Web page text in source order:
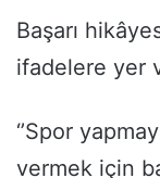
Başarı
ifadelere yer
‘’Spor
vermek için